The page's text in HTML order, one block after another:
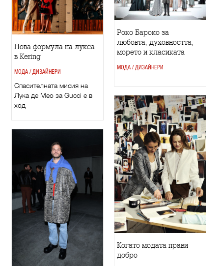
Нова формула на лукса
в Kering
МОДА / ДИЗАЙНЕРИ
Спасителната мисия на
Лука де Мео за Gucci е в
ход
Роко Бароко за
любовта, духовността,
морето и класиката
МОДА / ДИЗАЙНЕРИ
Когато модата прави
добро